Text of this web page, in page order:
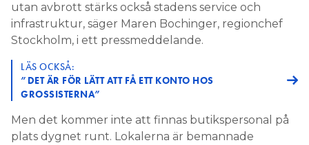
utan avbrott stärks också stadens service och
infrastruktur, säger Maren Bochinger, regionchef
Stockholm, i ett pressmeddelande.
LÄS OCKSÅ:
”DET ÄR FÖR LÄTT ATT FÅ ETT KONTO HOS
GROSSISTERNA”
Men det kommer inte att finnas butikspersonal på
plats dygnet runt. Lokalerna är bemannade